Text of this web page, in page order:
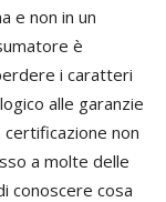
e non in un
è
i caratteri
alle garanzie
non
a molte delle
conoscere cosa